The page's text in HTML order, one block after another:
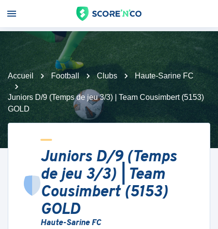
Accueil Football Clubs Haute-Sarine FC
Juniors D/9 (Temps de jeu 3/3) | Team Cousimbert (5153)
GOLD
Juniors D/9 (Temps
de jeu 3/3) | Team
Cousimbert (5153)
GOLD
Haute-Sarine FC